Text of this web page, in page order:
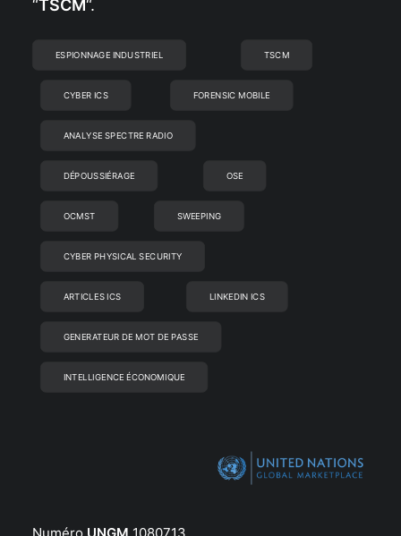
“TSCM“.
ESPIONNAGE INDUSTRIEL TSCM
CYBER ICS FORENSIC MOBILE
ANALYSE SPECTRE RADIO
DÉPOUSSIÉRAGE OSE
OCMST SWEEPING
CYBER PHYSICAL SECURITY
ARTICLES ICS LINKEDIN ICS
GENERATEUR DE MOT DE PASSE
INTELLIGENCE ÉCONOMIQUE